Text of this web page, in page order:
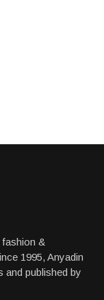
&
1995, Anyadin
and published by